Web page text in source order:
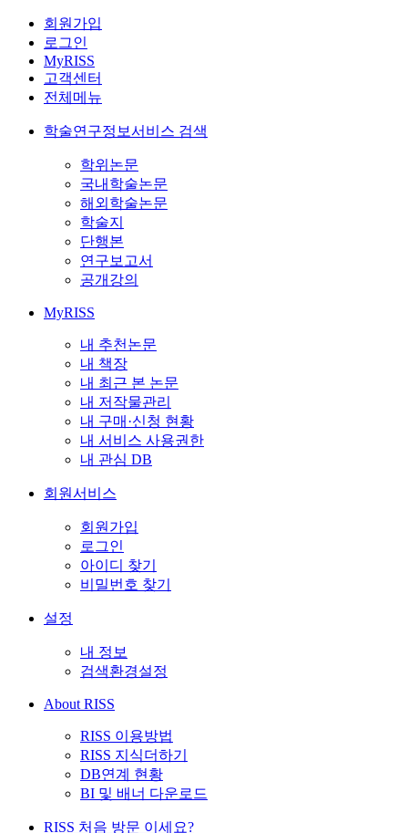
회원가입
로그인
MyRISS
고객센터
전체메뉴
학술연구정보서비스 검색
학위논문
국내학술논문
해외학술논문
학술지
단행본
연구보고서
공개강의
MyRISS
내 추천논문
내 책장
내 최근 본 논문
내 저작물관리
내 구매·신청 현황
내 서비스 사용권한
내 관심 DB
회원서비스
회원가입
로그인
아이디 찾기
비밀번호 찾기
설정
내 정보
검색환경설정
About RISS
RISS 이용방법
RISS 지식더하기
DB연계 현황
BI 및 배너 다운로드
RISS 처음 방문 이세요?